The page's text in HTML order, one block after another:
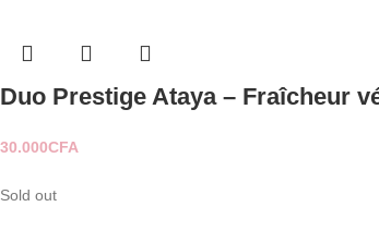
Duo Prestige Ataya – Fraîcheur
30.000CFA
Sold out